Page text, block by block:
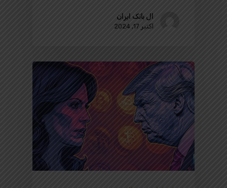
ال بانک ایران
اکتبر 17, 2024